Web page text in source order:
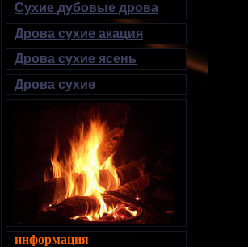
Сухие дубовые дрова
Дрова сухие акация
Дрова сухие ясень
Дрова сухие
информация